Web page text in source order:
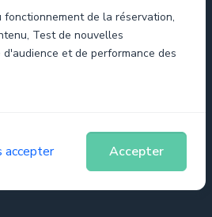
fonctionnement de la réservation,
Test de nouvelles
et de performance des
accepter Accepter
Envoyer